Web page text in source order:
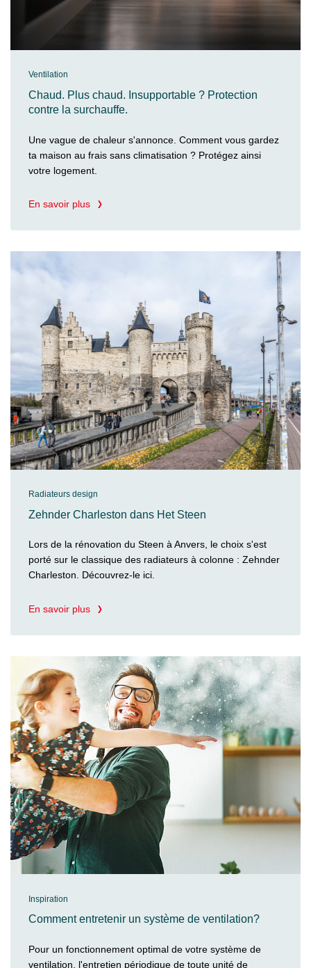
Ventilation
Chaud. Plus chaud. Insupportable ? Protection
contre la surchauffe.
Une vague de chaleur s'annonce. Comment vous gardez
ta maison au frais sans climatisation ? Protégez ainsi
votre logement.
En savoir plus
Radiateurs design
Zehnder Charleston dans Het Steen
Lors de la rénovation du Steen à Anvers, le choix s'est
porté sur le classique des radiateurs à colonne : Zehnder
Charleston. Découvrez-le ici.
En savoir plus
Inspiration
Comment entretenir un système de ventilation?
Pour un fonctionnement optimal de votre système de
ventilation, l'entretien périodique de toute unité de